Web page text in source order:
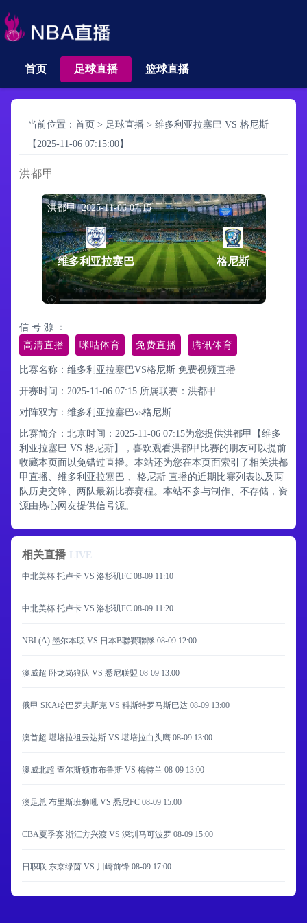
首页 足球直播 篮球直播
当前位置： 首页 > 足球直播 > 维多利亚拉塞巴 VS 格尼斯
【2025-11-06 07:15:00】
洪都甲
洪都甲 2025-11-06 07:15
维多利亚拉塞巴 格尼斯
信 号 源 ：
高清直播
咪咕体育 免费直播 腾讯体育
比赛名称：维多利亚拉塞巴VS格尼斯 免费视频直播
开赛时间：2025-11-06 07:15 所属联赛： 洪都甲
对阵双方：维多利亚拉塞巴vs格尼斯
比赛简介：北京时间：2025-11-06 07:15为您提供洪都甲【维多
利亚拉塞巴 VS 格尼斯】，喜欢观看洪都甲比赛的朋友可以提前
收藏本页面以免错过直播。本站还为您在本页面索引了相关洪都
甲直播、维多利亚拉塞巴 、格尼斯 直播的近期比赛列表以及两
队历史交锋、两队最新比赛赛程。本站不参与制作、不存储，资
源由热心网友提供信号源。
相关直播 LIVE
中北美杯 托卢卡 VS 洛杉矶FC 08-09 11:10
中北美杯 托卢卡 VS 洛杉矶FC 08-09 11:20
NBL(A) 墨尔本联 VS 日本B聯賽聯隊 08-09 12:00
澳威超 卧龙岗狼队 VS 悉尼联盟 08-09 13:00
俄甲 SKA哈巴罗夫斯克 VS 科斯特罗马斯巴达 08-09 13:00
澳首超 堪培拉祖云达斯 VS 堪培拉白头鹰 08-09 13:00
澳威北超 查尔斯顿市布鲁斯 VS 梅特兰 08-09 13:00
澳足总 布里斯班狮吼 VS 悉尼FC 08-09 15:00
CBA夏季赛 浙江方兴渡 VS 深圳马可波罗 08-09 15:00
日职联 东京绿茵 VS 川崎前锋 08-09 17:00